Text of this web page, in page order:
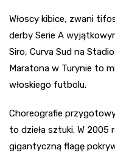
Włoscy kibice, zwani
derby Serie A
Siro, Curva Sud na
Maratona w Turynie to
włoskiego futbolu.
Choreografie
to dzieła sztuki. W 2005
gigantyczną flagę